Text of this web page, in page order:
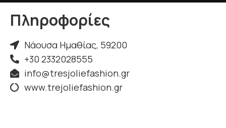
Πληροφορίες
Νάουσα Ημαθίας, 59200
+30 2332028555
info@tresjoliefashion.gr
www.trejoliefashion.gr